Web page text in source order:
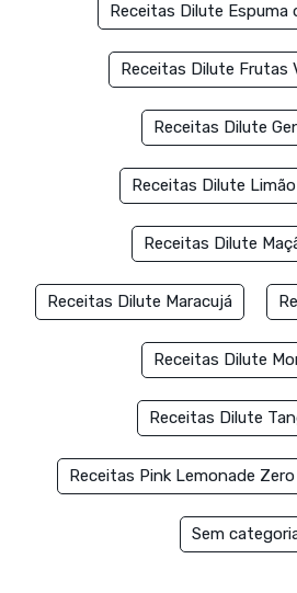
Receitas Dilute Espuma
Receitas Dilute Frutas
Receitas Dilute
Receitas Dilute
Receitas Dilute
Receitas Dilute Maracujá
Receitas Dilute
Receitas Dilute
Receitas Pink Lemonade Zero
Sem